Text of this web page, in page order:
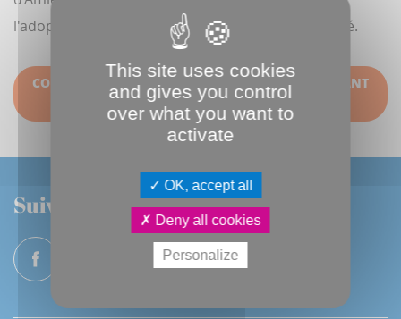
l'adoption du Budget primitif 2024 de la collectivité.
CONSULTER ICI TOUS LES DOCUMENTS CONCERNANT
LE BUDGET VILLE
Suivez-nous
This site uses cookies
and gives you control
over what you want to
activate
OK, accept all
Deny all cookies
Personalize